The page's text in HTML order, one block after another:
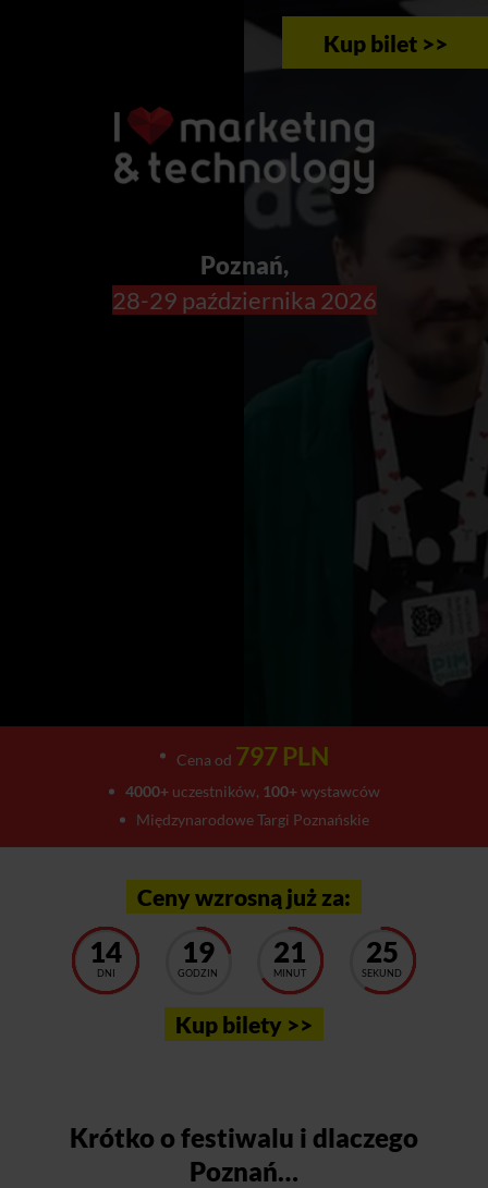
Kup bilet >>
Poznań,
28-29 października 2026
Cena od 797 PLN
4000+uczestników, 100+wystawców
Międzynarodowe Targi Poznańskie
Ceny wzrosną już za:
14
DNI
19
GODZIN
21
MINUT
21
SEKUND
Kup bilety >>
Krótko o festiwalu i dlaczego
Poznań…